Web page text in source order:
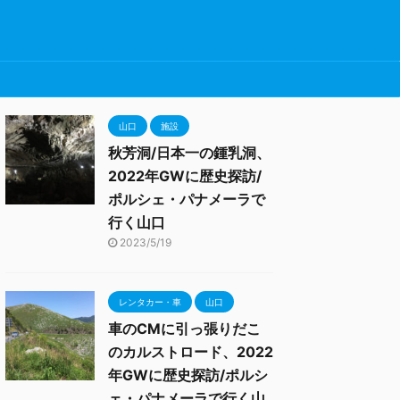
山口 施設
秋芳洞/日本一の鍾乳洞、
2022年GWに歴史探訪/
ポルシェ・パナメーラで
行く山口
2023/5/19
レンタカー・車 山口
車のCMに引っ張りだこ
のカルストロード、2022
年GWに歴史探訪/ポルシ